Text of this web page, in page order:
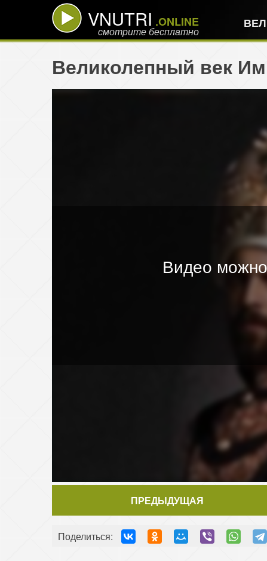
VNUTRI .ONLINE
смотрите бесплатно
Великолепный век
Видео
ПРЕДЫДУЩАЯ
Поделиться: